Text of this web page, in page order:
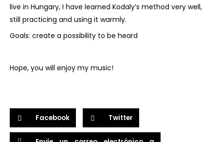
live in Hungary, I have learned Kodaly’s method very well,
still practicing and using it warmly.
Goals: create a possibility to be heard
Hope, you will enjoy my music!
Facebook Twitter